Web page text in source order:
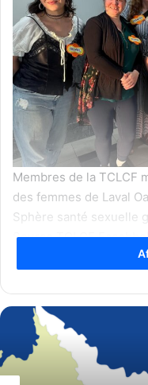
Membres de la TCLCF
des femmes de Laval
Sphère santé sexuelle
Source TCLCF
À la suite d’une
des produits
publics. La mesure,
prévoit un
communautaires, en